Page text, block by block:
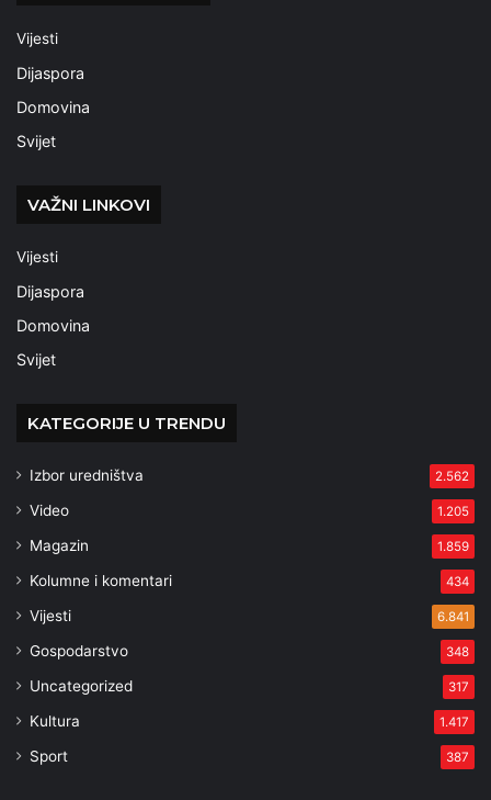
Vijesti
Dijaspora
Domovina
Svijet
VAŽNI LINKOVI
Vijesti
Dijaspora
Domovina
Svijet
KATEGORIJE U TRENDU
Izbor uredništva 2.562
Video 1.205
Magazin 1.859
Kolumne i komentari 434
Vijesti 6.841
Gospodarstvo 348
Uncategorized 317
Kultura 1.417
Sport 387